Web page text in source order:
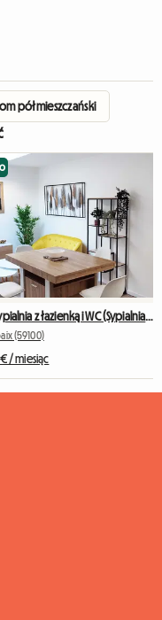
półmieszczański
🌟 Sypialnia z łazienką i WC (Sypialnia 2) 🌟
(59100)
/ miesiąc